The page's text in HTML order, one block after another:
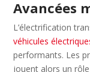
Avancées
L’électrification
véhicules
performants. Les
jouent alors un